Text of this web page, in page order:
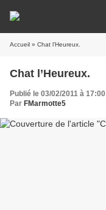
Accueil » Chat l’Heureux.
Chat l’Heureux.
Publié le 03/02/2011 à 17:00
Par FMarmotte5